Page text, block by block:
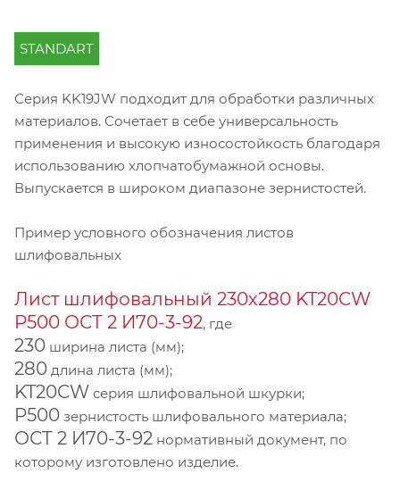
STANDART
Серия KK19JW подходит для обработки различных
материалов. Сочетает в себе универсальность
применения и высокую износостойкость благодаря
использованию хлопчатобумажной основы.
Выпускается в широком диапазоне зернистостей.
Пример условного обозначения листов
шлифовальных
Лист шлифовальный 230х280 KT20CW
P500 ОСТ 2 И70-3-92, где
230 ширина листа (мм);
280 длина листа (мм);
KT20CW серия шлифовальной шкурки;
P500 зернистость шлифовального материала;
ОСТ 2 И70-3-92 нормативный документ, по
которому изготовлено изделие.